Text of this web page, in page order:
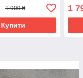
1 900 ₴
Купити
1